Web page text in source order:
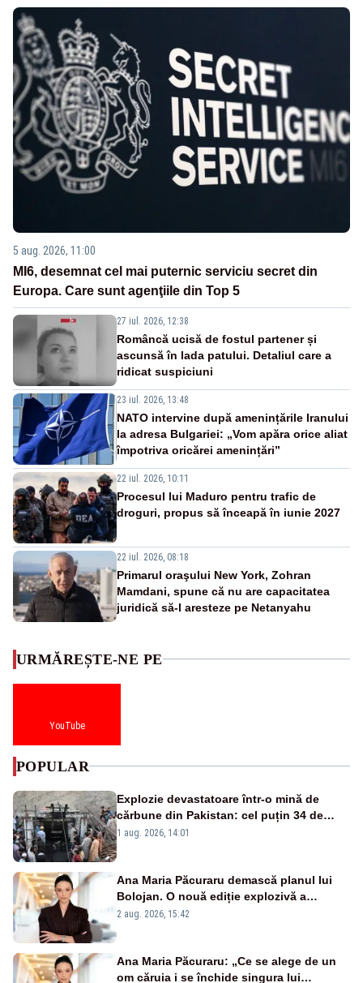
5 aug. 2026, 11:00
MI6, desemnat cel mai puternic serviciu secret din
Europa. Care sunt agenţiile din Top 5
27 iul. 2026, 12:38
Româncă ucisă de fostul partener și
ascunsă în lada patului. Detaliul care a
ridicat suspiciuni
23 iul. 2026, 13:48
NATO intervine după amenințările Iranului
la adresa Bulgariei: „Vom apăra orice aliat
împotriva oricărei amenințări”
22 iul. 2026, 10:11
Procesul lui Maduro pentru trafic de
droguri, propus să înceapă în iunie 2027
22 iul. 2026, 08:18
Primarul oraşului New York, Zohran
Mamdani, spune că nu are capacitatea
juridică să-l aresteze pe Netanyahu
URMĂREȘTE-NE PE
YouTube
POPULAR
Explozie devastatoare într-o mină de
cărbune din Pakistan: cel puțin 34 de
morți - VIDEO
1 aug. 2026, 14:01
Ana Maria Păcuraru demască planul lui
Bolojan. O nouă ediție explozivă a
emisiunii „Miza Zilei” la Realitatea PLUS
2 aug. 2026, 15:42
Ana Maria Păcuraru: „Ce se alege de un
om căruia i se închide singura lui